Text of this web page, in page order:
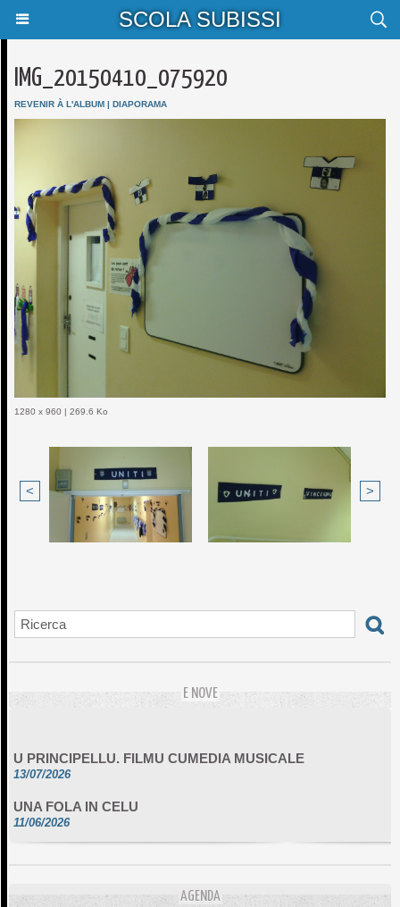
SCOLA SUBISSI
IMG_20150410_075920
REVENIR À L'ALBUM | DIAPORAMA
1280 x 960 | 269.6 Ko
< >
E NOVE
13/07/2026
11/06/2026
DA SCIMULÌ
L'ESSENZIALE CHÌ GHJÈ AGENDA